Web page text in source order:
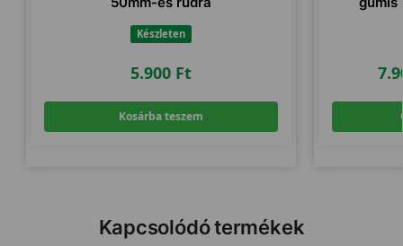
Készleten
5.900 Ft
Kosárba teszem
Kapcsolódó termékek